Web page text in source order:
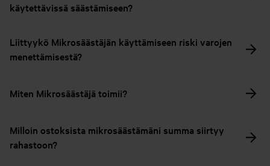
käytettävissä säästämiseen?
Liittyykö Mikrosäästäjän käyttämiseen riski varojen
menettämisestä?
Miten Mikrosäästäjä toimii?
Milloin ostoksista mikrosäästämäni summa siirtyy
rahastoon?